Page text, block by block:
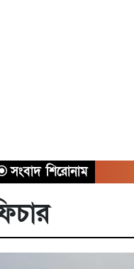
সংবাদ শিরোনাম